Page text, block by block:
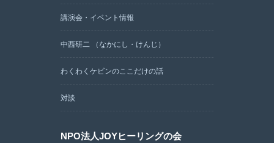
講演会・イベント情報
中西研二 （なかにし・けんじ）
わくわくケビンのここだけの話
対談
NPO法人JOYヒーリングの会